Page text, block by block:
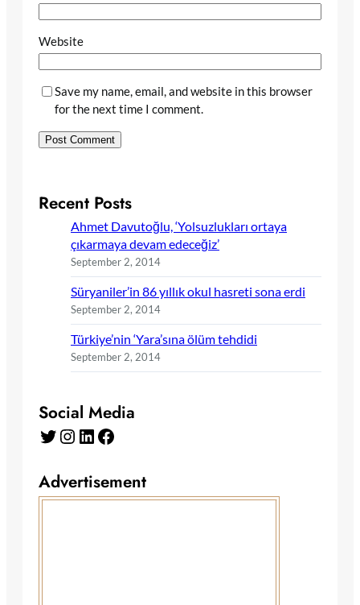
Website
Save my name, email, and website in this browser
for the next time I comment.
Recent Posts
Ahmet Davutoğlu, ‘Yolsuzlukları ortaya
çıkarmaya devam edeceğiz’
September 2, 2014
Süryaniler’in 86 yıllık okul hasreti sona erdi
September 2, 2014
Türkiye’nin ‘Yara’sına ölüm tehdidi
September 2, 2014
Social Media
Twitter Instagram LinkedIn Facebook
Advertisement